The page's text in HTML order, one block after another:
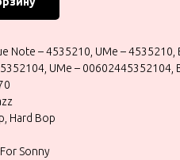
Note – 4535210, UMe – 4535210,
UMe – 00602445352104,
Hard Bop
Sonny